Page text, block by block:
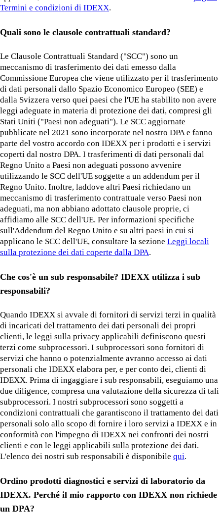
Termini e condizioni di IDEXX.
Quali sono le clausole contrattuali standard?
Le Clausole Contrattuali Standard ("SCC") sono un
meccanismo di trasferimento dei dati emesso dalla
Commissione Europea che viene utilizzato per il trasferimento
di dati personali dallo Spazio Economico Europeo (SEE) e
dalla Svizzera verso quei paesi che l'UE ha stabilito non avere
leggi adeguate in materia di protezione dei dati, compresi gli
Stati Uniti ("Paesi non adeguati"). Le SCC aggiornate
pubblicate nel 2021 sono incorporate nel nostro DPA e fanno
parte del vostro accordo con IDEXX per i prodotti e i servizi
coperti dal nostro DPA. I trasferimenti di dati personali dal
Regno Unito a Paesi non adeguati possono avvenire
utilizzando le SCC dell'UE soggette a un addendum per il
Regno Unito. Inoltre, laddove altri Paesi richiedano un
meccanismo di trasferimento contrattuale verso Paesi non
adeguati, ma non abbiano adottato clausole proprie, ci
affidiamo alle SCC dell'UE. Per informazioni specifiche
sull'Addendum del Regno Unito e su altri paesi in cui si
applicano le SCC dell'UE, consultare la sezione Leggi locali
sulla protezione dei dati coperte dalla DPA.
Che cos'è un sub responsabile? IDEXX utilizza i sub
responsabili?
Quando IDEXX si avvale di fornitori di servizi terzi in qualità
di incaricati del trattamento dei dati personali dei propri
clienti, le leggi sulla privacy applicabili definiscono questi
terzi come subprocessori. I subprocessori sono fornitori di
servizi che hanno o potenzialmente avranno accesso ai dati
personali che IDEXX elabora per, e per conto dei, clienti di
IDEXX. Prima di ingaggiare i sub responsabili, eseguiamo una
due diligence, compresa una valutazione della sicurezza di tali
subprocessori. I nostri subprocessori sono soggetti a
condizioni contrattuali che garantiscono il trattamento dei dati
personali solo allo scopo di fornire i loro servizi a IDEXX e in
conformità con l'impegno di IDEXX nei confronti dei nostri
clienti e con le leggi applicabili sulla protezione dei dati.
L'elenco dei nostri sub responsabili è disponibile qui.
Ordino prodotti diagnostici e servizi di laboratorio da
IDEXX. Perché il mio rapporto con IDEXX non richiede
un DPA?